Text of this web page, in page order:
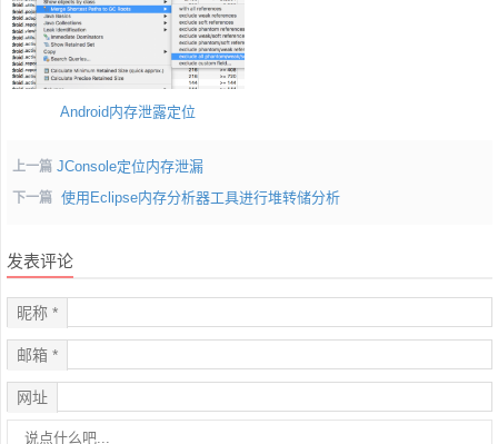
Android内存泄露定位
上一篇 JConsole定位内存泄漏
下一篇 使用Eclipse内存分析器工具进行堆转储分析
发表评论
昵称 *
邮箱 *
网址